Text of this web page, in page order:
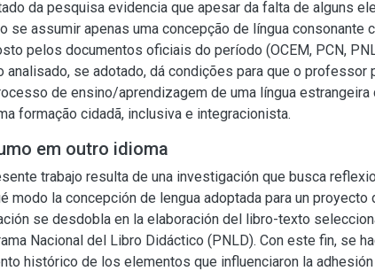
da pesquisa evidencia que apesar da falta de alguns
se assumir apenas uma concepção de língua consonante
pelos documentos oficiais do período (OCEM, PCN,
analisado, se adotado, dá condições para que o professor
de ensino/aprendizagem de uma língua estrangeira
formação cidadã, inclusiva e integracionista.
em outro idioma
trabajo resulta de una investigación que busca
modo la concepción de lengua adoptada para un proyecto
se desdobla en la elaboración del libro-texto
Nacional del Libro Didáctico (PNLD). Con este fin, se
histórico de los elementos que influenciaron la